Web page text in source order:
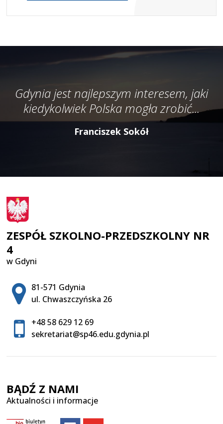
Gdynia jest najlepszym interesem, jaki
kiedykolwiek Polska mogła zrobić...
Franciszek Sokół
ZESPÓŁ SZKOLNO-PRZEDSZKOLNY NR
4
w Gdyni
Adres pocztowy:
81-571 Gdynia
ul. Chwaszczyńska 26
+48 58 629 12 69
sekretariat@sp46.edu.gdynia.pl
BĄDŹ Z NAMI
Aktualności i informacje